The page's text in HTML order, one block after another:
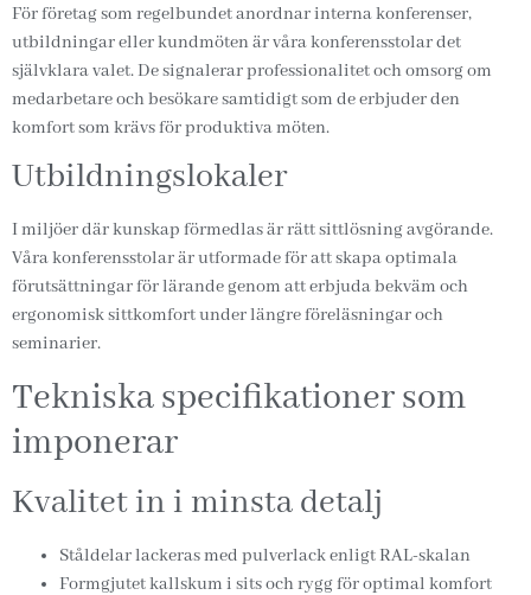
För företag som regelbundet anordnar interna konferenser,
utbildningar eller kundmöten är våra konferensstolar det
självklara valet. De signalerar professionalitet och omsorg om
medarbetare och besökare samtidigt som de erbjuder den
komfort som krävs för produktiva möten.
Utbildningslokaler
I miljöer där kunskap förmedlas är rätt sittlösning avgörande.
Våra konferensstolar är utformade för att skapa optimala
förutsättningar för lärande genom att erbjuda bekväm och
ergonomisk sittkomfort under längre föreläsningar och
seminarier.
Tekniska specifikationer som
imponerar
Kvalitet in i minsta detalj
Ståldelar lackeras med pulverlack enligt RAL-skalan
Formgjutet kallskum i sits och rygg för optimal komfort